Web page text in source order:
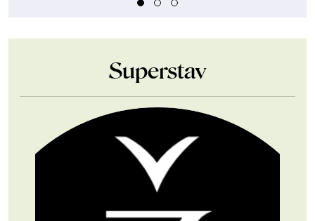
Superstav